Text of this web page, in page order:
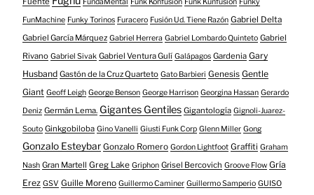
FunMachine Funky Torinos Furacero Fusión Ud. Tiene Razón Gabriel Delta
Gabriel García Márquez Gabriel Herrera Gabriel Lombardo Quinteto Gabriel
Rivano Gabriel Sivak Gabriel Ventura Gulí Galápagos Gardenia Gary
Husband Gastón de la Cruz Quarteto Gato Barbieri Genesis Gentle
Giant Geoff Leigh George Benson George Harrison Georgina Hassan Gerardo
Deniz Germán Lema. Gigantes Gentiles Gigantología Gignoli-Juarez-
Souto Ginkgobiloba Gino Vanelli Giusti Funk Corp Glenn Miller Gong
Gonzalo Esteybar Gonzalo Romero Gordon Lightfoot Graffiti Graham
Nash Gran Martell Greg Lake Griphon Grisel Bercovich Groove Flow Gría
Erez GSV Guille Moreno Guillermo Caminer Guillermo Samperio GUISO